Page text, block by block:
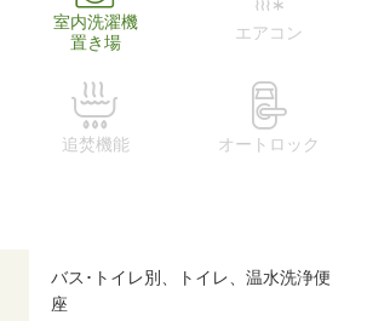
室内洗濯機
置き場
エアコン
追焚機能 オートロック
バス･トイレ別、トイレ、温水洗浄便
座